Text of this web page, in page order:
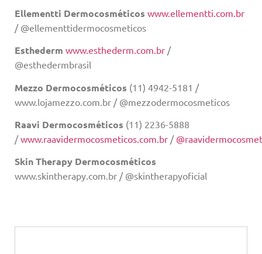
Ellementti Dermocosméticos www.ellementti.com.br
/ @ellementtidermocosmeticos
Esthederm www.esthederm.com.br /
@esthedermbrasil
Mezzo Dermocosméticos (11) 4942-5181 /
www.lojamezzo.com.br / @mezzodermocosmeticos
Raavi Dermocosméticos (11) 2236-5888
/www.raavidermocosmeticos.com.br /
Skin Therapy Dermocosméticos
www.skintherapy.com.br / @skintherapyoficial